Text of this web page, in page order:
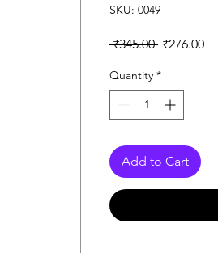
SKU: 0049
₹345.00 Regular
₹276.00
Quantity *
Add to Cart